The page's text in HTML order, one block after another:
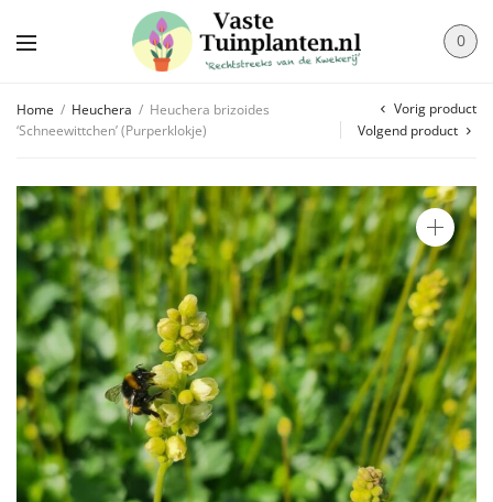
0
Home / Heuchera / Heuchera brizoides
‘Schneewittchen’ (Purperklokje)
Vorig product
Volgend product